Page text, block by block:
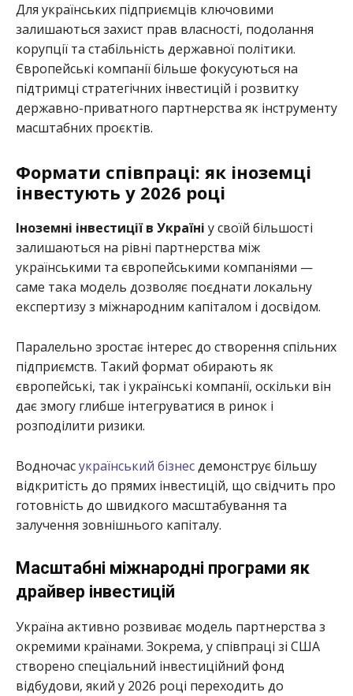
Для українських підприємців ключовими
залишаються захист прав власності, подолання
корупції та стабільність державної політики.
Європейські компанії більше фокусуються на
підтримці стратегічних інвестицій і розвитку
державно-приватного партнерства як інструменту
масштабних проєктів.
Формати співпраці: як іноземці
інвестують у 2026 році
Іноземні інвестиції в Україні у своїй більшості
залишаються на рівні партнерства між
українськими та європейськими компаніями —
саме така модель дозволяє поєднати локальну
експертизу з міжнародним капіталом і досвідом.
Паралельно зростає інтерес до створення спільних
підприємств. Такий формат обирають як
європейські, так і українські компанії, оскільки він
дає змогу глибше інтегруватися в ринок і
розподілити ризики.
Водночасукраїнський бізнесдемонструє більшу
відкритість до прямих інвестицій, що свідчить про
готовність до швидкого масштабування та
залучення зовнішнього капіталу.
Масштабні міжнародні програми як
драйвер інвестицій
Україна активно розвиває модель партнерства з
окремими країнами. Зокрема, у співпраці зі США
створено спеціальний інвестиційний фонд
відбудови, який у 2026 році переходить до